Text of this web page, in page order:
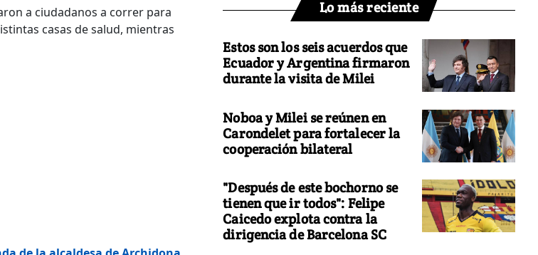
a ciudadanos a correr para
casas de salud, mientras
Lo más reciente
Estos son los seis acuerdos que
Ecuador y Argentina firmaron
durante la visita de Milei
Noboa y Milei se reúnen en
Carondelet para fortalecer la
cooperación bilateral
"Después de este bochorno se
tienen que ir todos": Felipe
Caicedo explota contra la
dirigencia de Barcelona SC